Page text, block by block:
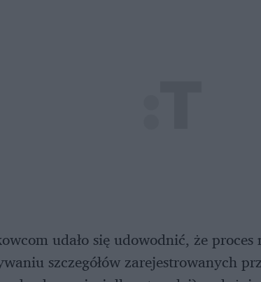
udało się udowodnić, że
szczegółów zarejestrowanych